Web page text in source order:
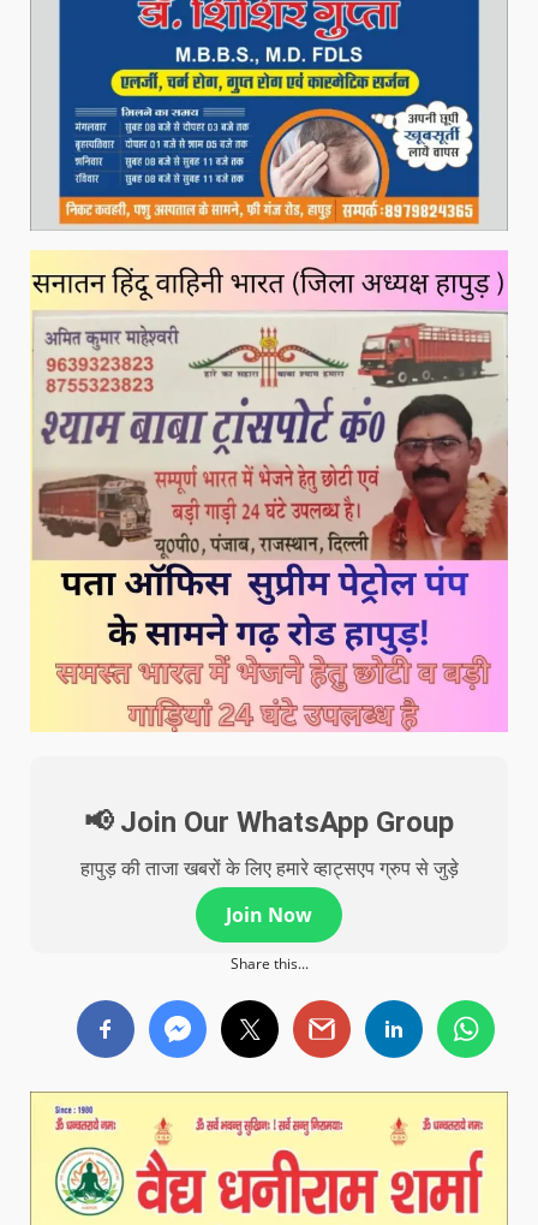
📢 Join Our WhatsApp Group
हापुड़ की ताजा खबरों के लिए हमारे व्हाट्सएप ग्रुप से जुड़े
Join Now
Share this...